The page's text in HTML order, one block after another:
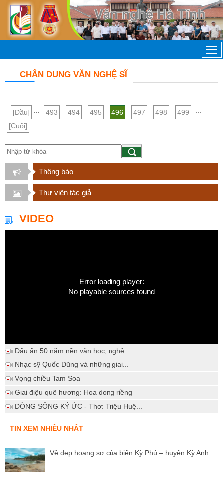
CHÂN DUNG VĂN NGHỆ SĨ
[Đầu] ... 493 494 495 496 497 498 499
...
[Cuối]
Thông báo
Thư viện tác giả
VIDEO
Error loading player:
No playable sources found
Dấu ấn 50 năm nền văn học, nghệ...
Nhạc sỹ Quốc Dũng và những giai...
Vọng chiều Tam Soa
Giai điệu quê hương: Hoa dong riềng
DÒNG SÔNG KÝ ỨC - Thơ: Triệu Huệ...
TIN XEM NHIỀU NHẤT
Vẻ đẹp hoang sơ của biển Kỳ Phú – huyện Kỳ Anh